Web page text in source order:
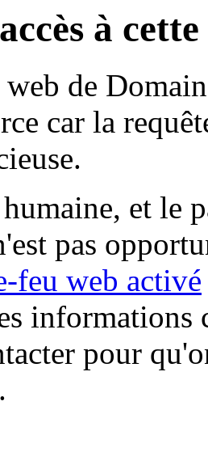
à
de
car la
et le
pas
feu web activé
informations
pour